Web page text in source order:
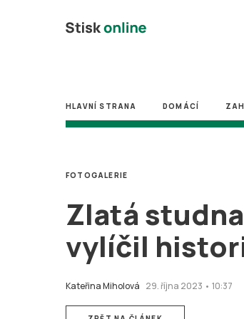
HLAVNÍ STRANA DOMÁCÍ
Zlatá
vylíčil
Kateřina Miholová 29. října 2023 • 10:37
FOTOGALERIE